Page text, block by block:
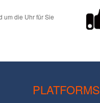
um die Uhr für Sie
PLATFORMS